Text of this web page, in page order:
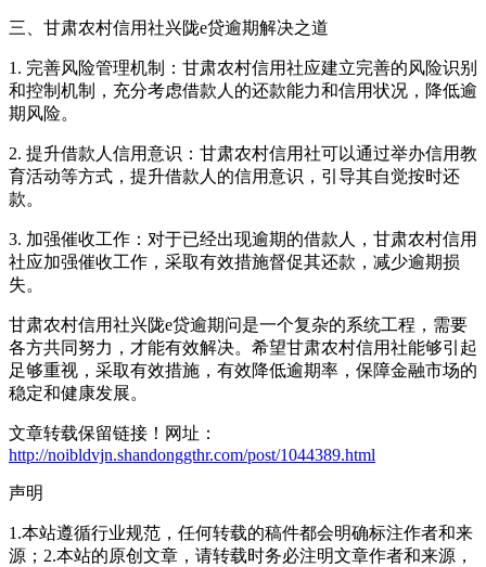
三、甘肃农村信用社兴陇e贷逾期解决之道
1. 完善风险管理机制：甘肃农村信用社应建立完善的风险识别
和控制机制，充分考虑借款人的还款能力和信用状况，降低逾
期风险。
2. 提升借款人信用意识：甘肃农村信用社可以通过举办信用教
育活动等方式，提升借款人的信用意识，引导其自觉按时还
款。
3. 加强催收工作：对于已经出现逾期的借款人，甘肃农村信用
社应加强催收工作，采取有效措施督促其还款，减少逾期损
失。
甘肃农村信用社兴陇e贷逾期问是一个复杂的系统工程，需要
各方共同努力，才能有效解决。希望甘肃农村信用社能够引起
足够重视，采取有效措施，有效降低逾期率，保障金融市场的
稳定和健康发展。
文章转载保留链接！网址：
http://noibldvjn.shandonggthr.com/post/1044389.html
声明
1.本站遵循行业规范，任何转载的稿件都会明确标注作者和来
源；2.本站的原创文章，请转载时务必注明文章作者和来源，